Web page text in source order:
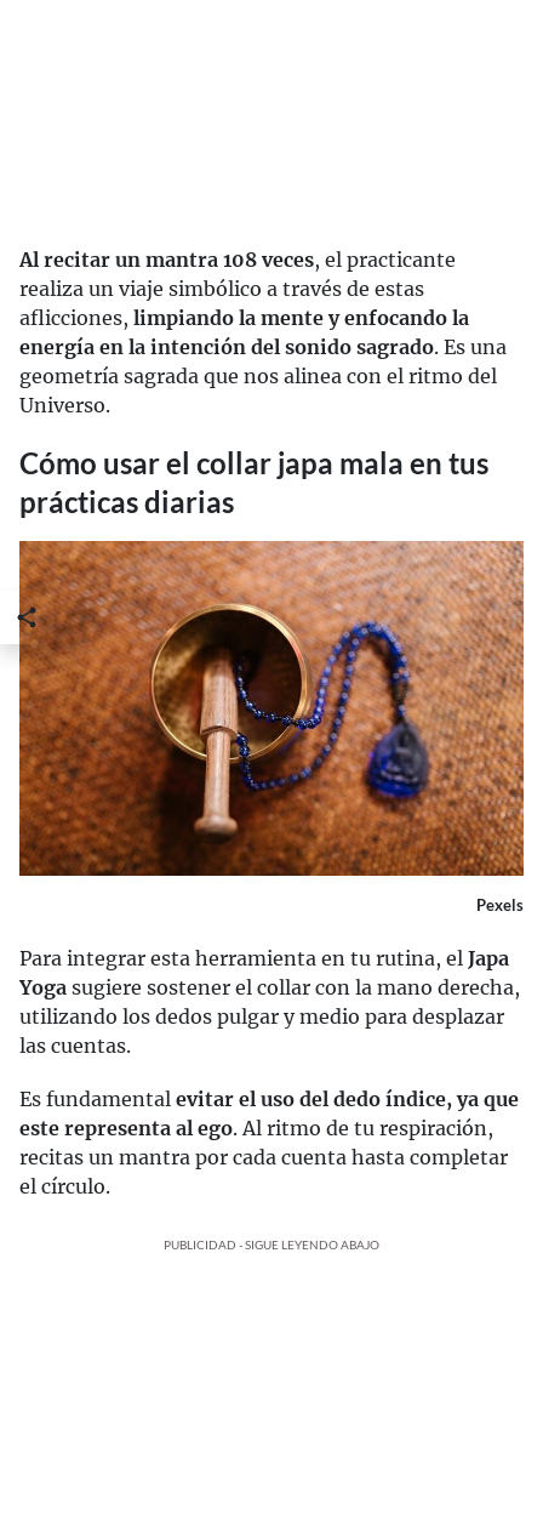
Al recitar un mantra 108 veces, el practicante
realiza un viaje simbólico a través de estas
aflicciones, limpiando la mente y enfocando la
energía en la intención del sonido sagrado. Es una
geometría sagrada que nos alinea con el ritmo del
Universo.
Cómo usar el collar japa mala en tus
prácticas diarias
Pexels
Para integrar esta herramienta en tu rutina, el Japa
Yoga sugiere sostener el collar con la mano derecha,
utilizando los dedos pulgar y medio para desplazar
las cuentas.
Es fundamental evitar el uso del dedo índice, ya que
este representa al ego. Al ritmo de tu respiración,
recitas un mantra por cada cuenta hasta completar
el círculo.
PUBLICIDAD - SIGUE LEYENDO ABAJO